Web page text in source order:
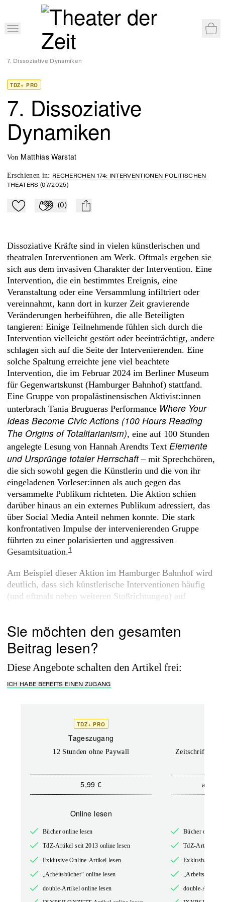
Shop
>
Recherchen 174: Interventionen politischen Theaters
7. Dissoziative Dynamiken
TDZ+ PRO
7. Dissoziative
Dynamiken
von Matthias Warstat
Erschienen in: RECHERCHEN 174: INTERVENTIONEN POLITISCHEN
THEATERS (07/2025)
Zu Mein-TdZ hinzufügen
Applaudieren
(0) mail
Dissoziative Kräfte sind in vielen künstlerischen und
theatralen Interventionen am Werk. Oftmals ergeben sie
sich aus dem invasiven Charakter der Intervention. Eine
Intervention, die ein bestimmtes Ereignis, eine
Veranstaltung oder eine Versammlung infiltriert oder
vereinnahmt, kann dort in kurzer Zeit gravierende
Veränderungen herbeiführen, die alle Beteiligten
tangieren: Einige Teilnehmende fühlen sich durch die
Intervention vielleicht gestört oder beeinträchtigt, andere
schlagen sich auf die Seite der Intervenierenden. Eine
solche Spaltung erreichte jene viel beachtete
Intervention, die im Februar 2024 im Berliner Museum
für Gegenwartskunst (Hamburger Bahnhof) stattfand.
Eine Gruppe von propalästinensischen Aktivist:innen
unterbrach Tania Brugueras Performance Where Your
Ideas Become Civic Actions (100 Hours Reading
The Origins of Totalitarianism), eine auf 100 Stunden
angelegte Lesung von Hannah Arendts Text Elemente
und Ursprünge totaler Herrschaft– mit Sprechchören,
die sich sowohl gegen die Künstlerin und die von ihr
eingeladenen Vorleser:innen als auch gegen das
versammelte Publikum richteten. Die Aktion schien
darüber hinaus an ein externes Publikum adressiert, das
über Social Media Anteil nehmen konnte. Die stark
konfrontativen Impulse der intervenierenden Gruppe
führten zu einer polarisierten und aggressiven
Gesamtsituation.1
Am Beispiel dieser Aktion im Hamburger Bahnhof wird
deutlich, dass sich künstlerische Interventionen häufig
(und oftmals neben weiteren Stoßrichtungen) auf
Sie möchten den gesamten
Beitrag lesen?
Diese Angebote schalten den Artikel frei:
ICH HABE BEREITS EINEN ZUGANG
TDZ+ PRO
Tageszugang
12 Stunden ohne Paywall
5,99 €
Online lesen
Bücher online lesen
TdZ-Artikel seit 2013 online lesen
Exklusive Online-Artikel lesen
„Arbeitsbücher“ online lesen
double-Artikel online lesen
Zeitschriften
ab
Bücher online
TdZ-Artikel seit
Exklusive
double-Artikel